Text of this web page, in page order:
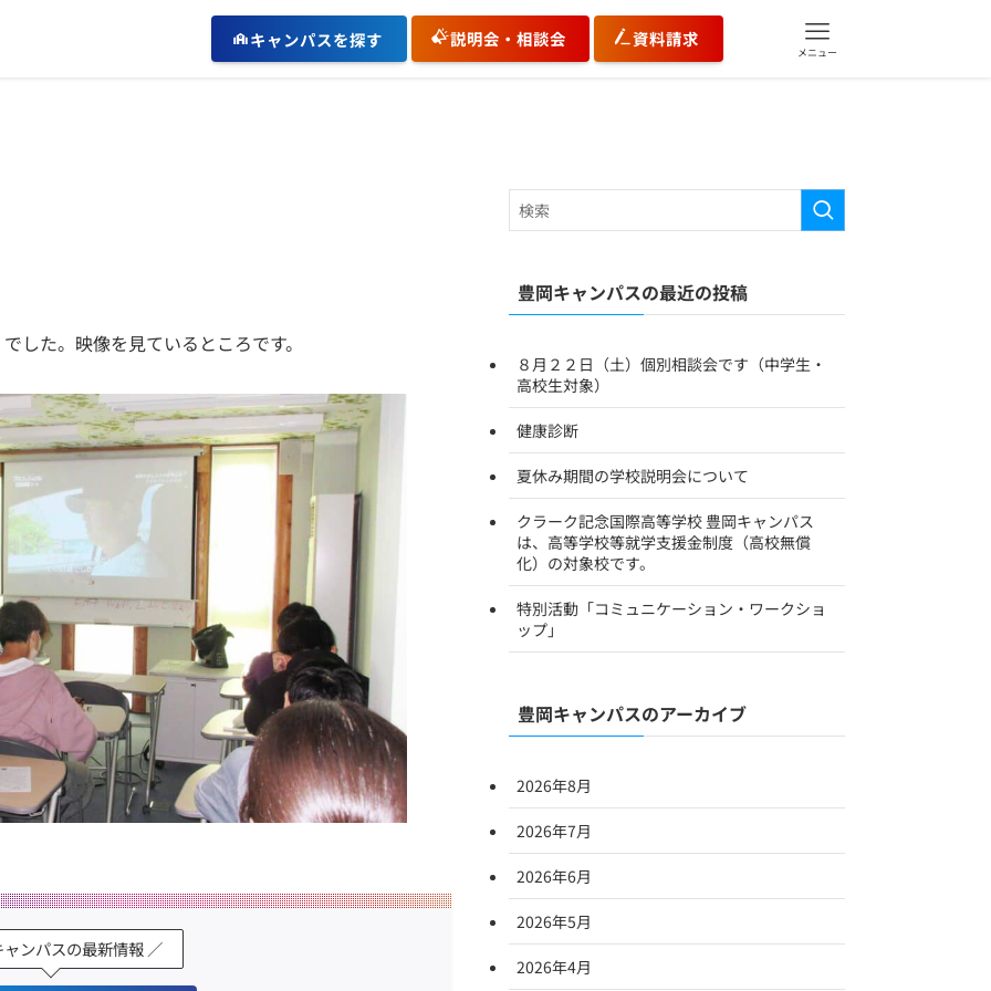
キャンパスを探す 説明会・相談会 資料請求
メニュー
した。映像を見ているところです。
ンパスの最新情報 ／
豊岡キャンパスの最近の投稿
８月２２日（土）個別相談会です（中学生・
高校生対象）
健康診断
夏休み期間の学校説明会について
クラーク記念国際高等学校 豊岡キャンパス
は、高等学校等就学支援金制度（高校無償
化）の対象校です。
特別活動「コミュニケーション・ワークショ
ップ」
豊岡キャンパスのアーカイブ
2026年8月
2026年7月
2026年6月
2026年5月
2026年4月